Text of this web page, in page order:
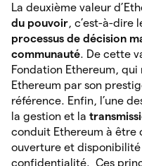
La deuxième valeur
du pouvoir, c’est-à-dire
processus de décision
communauté. De cette
Fondation Ethereum,
Ethereum par son
référence. Enfin, l’une
la gestion et la
conduit Ethereum à être
ouverture et disponibilité
confidentialité. Ces